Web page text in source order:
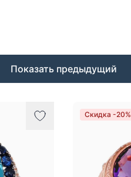
Показать предыдущий
Скидка -20%